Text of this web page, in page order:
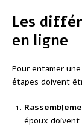
Les
en ligne
Pour entamer
étapes doivent
époux